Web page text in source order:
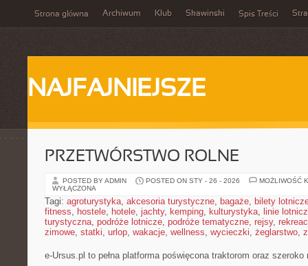
Strona główna Archiwum Klub Skawinski Spis Treści
NAJFAJNIEJSZE
PRZETWÓRSTWO ROLNE
POSTED BY ADMIN POSTED ON STY - 26 - 2026
MOŻLIWOŚĆ
WYŁĄCZONA
Tagi: agroturystyka, akcesoria turystyczne, bagaże, bilety
fitness, hostele, hotele, jachty, kemping, kulturystyka, linie
turystyczna, podróże lotnicze, podróże tematyczne, rejsy,
zimowe, statki, urlop, wakacje, wellness, wycieczki, żeglarstwo,
e-Ursus.pl to pełna platforma poświęcona traktorom oraz